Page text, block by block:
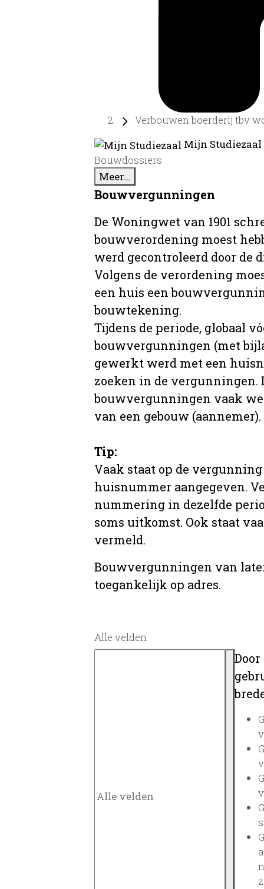
Verbouwen boerderij tbv
Mijn
Bouwdossiers
Meer...
Bouwvergunningen
De Woningwet van 1901
bouwverordening moest
werd gecontroleerd door de
Volgens de verordening
een huis een
bouwtekening.
Tijdens de periode, globaal
bouwvergunningen (met
gewerkt werd met een
zoeken in de vergunningen.
bouwvergunningen vaak
van een gebouw (aannemer).
Tip:
Vaak staat op de
huisnummer aangegeven.
nummering in dezelfde
soms uitkomst. Ook staat
vermeld.
Bouwvergunningen van
toegankelijk op adres.
Alle velden